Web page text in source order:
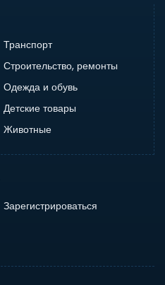
Транспорт
Строительство, ремонты
Одежда и обувь
Детские товары
Животные
Зарегистрироваться